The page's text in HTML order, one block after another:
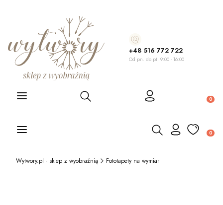
+48 516 772 722
Od pn. do pt. 9:00 - 16:00
Otwórz wyszukiwarkę
Otwórz wyszukiwarkę
Wytwory.pl - sklep z wyobraźnią Fototapety na wymiar